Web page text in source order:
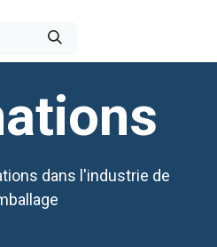
dans l'industrie de